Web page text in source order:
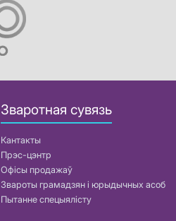
Зваротная сувязь
Кантакты
Прэс-цэнтр
Офісы продажаў
Звароты грамадзян і юрыдычных асоб
Пытанне спецыялісту